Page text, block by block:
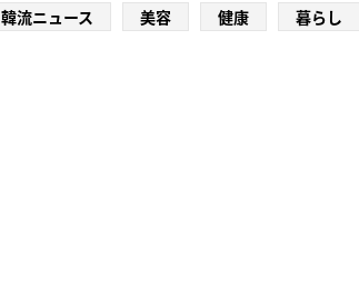
韓流ニュース 美容 健康 暮らし